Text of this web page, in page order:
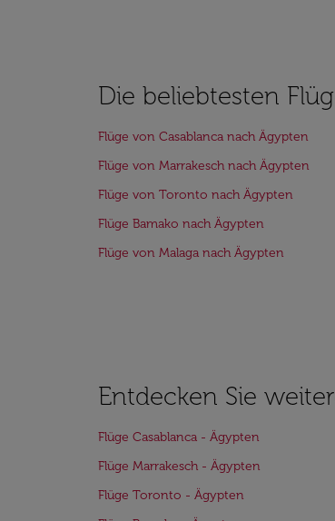
Die beliebtesten
Flüge von Casablanca nach Ägypten
Flüge von Marrakesch nach Ägypten
Flüge von Toronto nach Ägypten
Flüge Bamako nach Ägypten
Flüge von Malaga nach Ägypten
Entdecken Sie
Flüge Casablanca - Ägypten
Flüge Marrakesch - Ägypten
Flüge Toronto - Ägypten